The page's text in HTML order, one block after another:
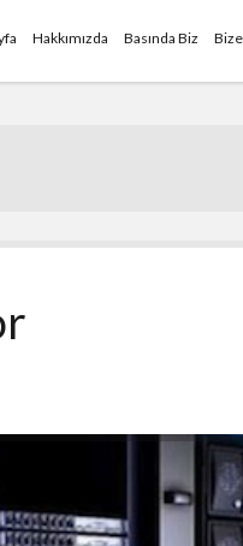
Hakkımızda Basında Biz